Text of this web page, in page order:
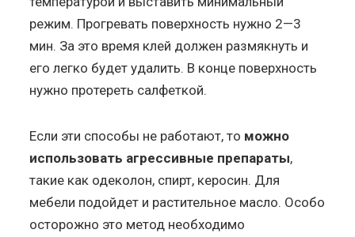
режим. Прогревать поверхность нужно 2—3
мин. За это время клей должен размякнуть и
его легко будет удалить. В конце поверхность
нужно протереть салфеткой.
Если эти способы не работают, то можно
использовать агрессивные препараты,
такие как одеколон, спирт, керосин. Для
мебели подойдет и растительное масло. Особо
осторожно это метод необходимо